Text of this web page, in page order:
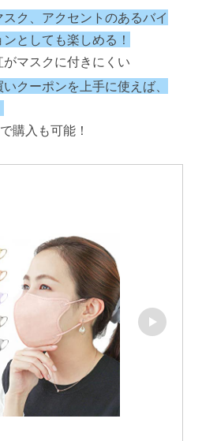
ク、アクセントのあるバイ
としても楽しめる！
マスクに付きにくい
クーポンを上手に使えば、
購入も可能！